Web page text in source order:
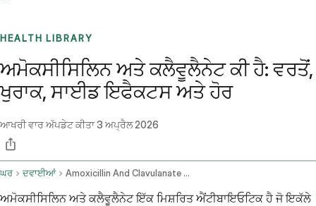
HEALTH LIBRARY
ਅਮੋਕਸੀਸਿਲਿਨ ਅਤੇ ਕਲੈਵੂਲੈਨੇਟ ਕੀ ਹੈ: ਵਰਤੋਂ,
ਖੁਰਾਕ, ਸਾਈਡ ਇਫੈਕਟਸ ਅਤੇ ਹੋਰ
ਆਖਰੀ ਵਾਰ ਅੱਪਡੇਟ ਕੀਤਾ3 ਅਪ੍ਰੈਲ 2026
ਘਰ ਦਵਾਈਆਂ Amoxicillin And Clavulanate Oral Route
ਅਮੋਕਸੀਸਿਲਿਨ ਅਤੇ ਕਲੈਵੂਲੈਨੇਟ ਇੱਕ ਮਿਸ਼ਰਿਤ ਐਂਟੀਬਾਇਓਟਿਕ ਹੈ ਜੋ ਇਕੱਲੇ